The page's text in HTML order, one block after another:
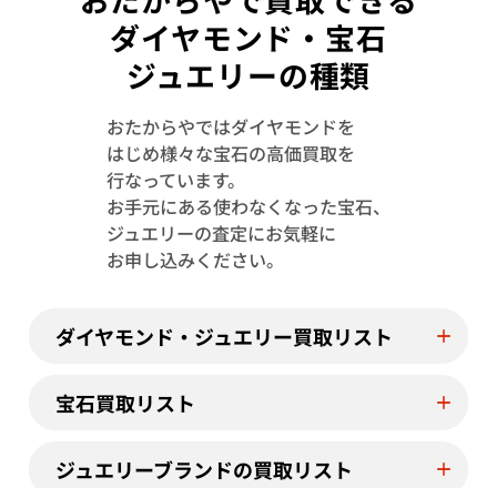
Pt･Pm900 トルマリン・ダイヤモンド
1.13・D0.08ct
参考買取価格
2026年7月11日時点
参考買取価格
ダイヤモンド・宝石
ジュエリーの種類
おたからやではダイヤモンドを
はじめ様々な宝石の高価買取を
行なっています。
お手元にある使わなくなった宝石、
ジュエリーの査定にお気軽に
お申し込みください。
ダイヤモンド・ジュエリー買取リスト
宝石買取リスト
ジュエリーブランドの買取リスト